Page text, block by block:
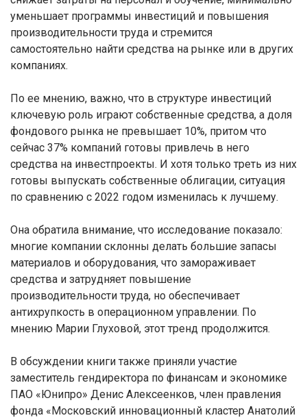
уменьшает программы инвестиций и повышения
производительности труда и стремится
самостоятельно найти средства на рынке или в других
компаниях.
По ее мнению, важно, что в структуре инвестиций
ключевую роль играют собственные средства, а доля
фондового рынка не превышает 10%, притом что
сейчас 37% компаний готовы привлечь в него
средства на инвестпроекты. И хотя только треть из них
готовы выпускать собственные облигации, ситуация
по сравнению с 2022 годом изменилась к лучшему.
Она обратила внимание, что исследование показало:
многие компании склонны делать большие запасы
материалов и оборудования, что замораживает
средства и затрудняет повышение
производительности труда, но обеспечивает
антихрупкость в операционном управлении. По
мнению Марии Глуховой, этот тренд продолжится.
В обсуждении книги также приняли участие
заместитель гендиректора по финансам и экономике
ПАО «Юнипро» Денис Алексеенков, член правления
фонда «Московский инновационный кластер Анатолий